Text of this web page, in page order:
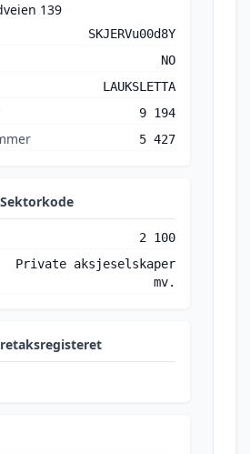
139
SKJERVu00d8Y
NO
LAUKSLETTA
9 194
5 427
2 100
Private aksjeselskaper
mv.